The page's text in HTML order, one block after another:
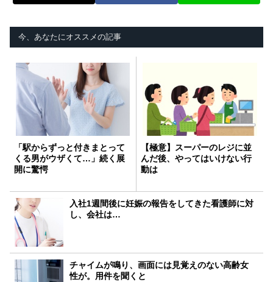
今、あなたにオススメの記事
「駅からずっと付きまとって
くる男がウザくて…」続く展
開に驚愕
【極意】スーパーのレジに並
んだ後、やってはいけない行
動は
入社1週間後に妊娠の報告をしてきた看護師に対
し、会社は…
チャイムが鳴り、画面には見覚えのない高齢女
性が。用件を聞くと